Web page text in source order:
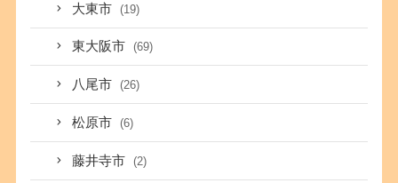
大東市 (19)
東大阪市 (69)
八尾市 (26)
松原市 (6)
藤井寺市 (2)